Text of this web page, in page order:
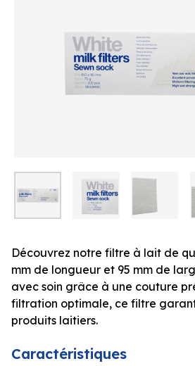
Découvrez notre filtre à lait de
mm de longueur et 95 mm de
avec soin grâce à une couture
filtration optimale, ce filtre
produits laitiers.
Caractéristiques